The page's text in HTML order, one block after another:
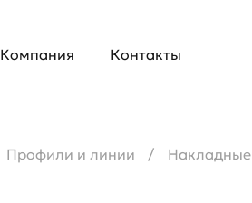
Компания Контакты
Профили и линии Накладные